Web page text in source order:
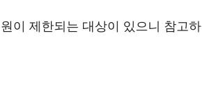
이 제한되는 대상이 있으니 참고하